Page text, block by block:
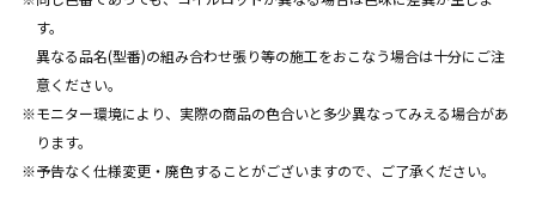
す。
異なる品名(型番)の組み合わせ張り等の施工をおこなう場合は十分にご注
意ください。
モニター環境により、実際の商品の色合いと多少異なってみえる場合があ
ります。
予告なく仕様変更・廃色することがございますので、ご了承ください。